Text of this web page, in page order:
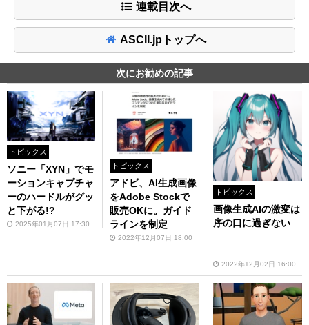
連載目次へ
ASCII.jpトップへ
次にお勧めの記事
トピックス
ソニー「XYN」でモ
ーションキャプチャ
ーのハードルがグッ
と下がる!?
2025年01月07日 17:30
トピックス
アドビ、AI生成画像
をAdobe Stockで
販売OKに。ガイド
ラインを制定
2022年12月07日 18:00
トピックス
画像生成AIの激変は
序の口に過ぎない
2022年12月02日 16:00